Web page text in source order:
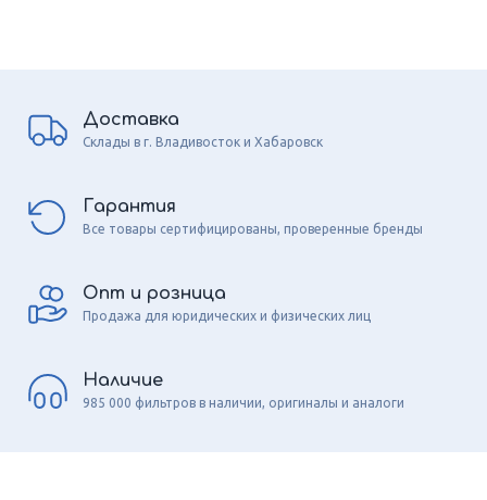
Доставка
Склады в г. Владивосток и Хабаровск
Гарантия
Все товары сертифицированы, проверенные бренды
Опт и розница
Продажа для юридических и физических лиц
Наличие
985 000 фильтров в наличии, оригиналы и аналоги